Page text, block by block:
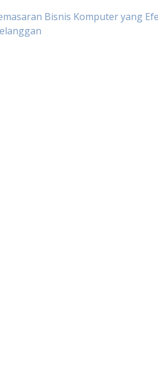
Bisnis Komputer yang